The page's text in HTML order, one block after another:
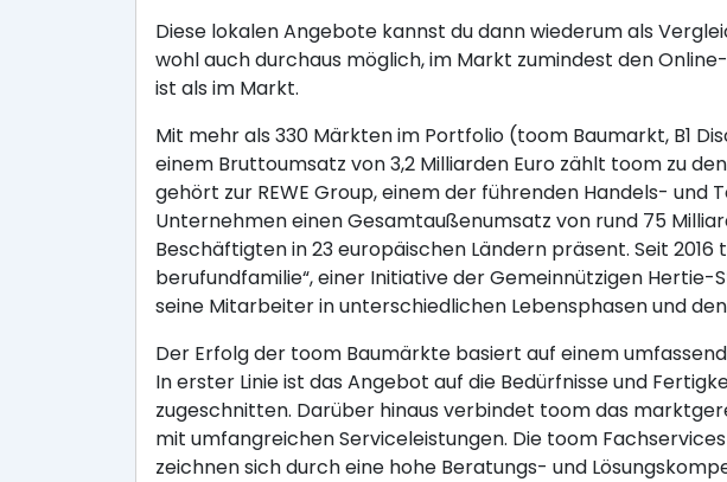
Diese lokalen Angebote kannst du dann wiederum als
wohl auch durchaus möglich, im Markt zumindest den
ist als im Markt.
Mit mehr als 330 Märkten im Portfolio (toom Baumarkt, B1
einem Bruttoumsatz von 3,2 Milliarden Euro zählt toom zu
gehört zur REWE Group, einem der führenden Handels- und
Unternehmen einen Gesamtaußenumsatz von rund 75
Beschäftigten in 23 europäischen Ländern präsent. Seit
berufundfamilie“, einer Initiative der Gemeinnützigen
seine Mitarbeiter in unterschiedlichen Lebensphasen und
Der Erfolg der toom Baumärkte basiert auf einem
In erster Linie ist das Angebot auf die Bedürfnisse und
zugeschnitten. Darüber hinaus verbindet toom das
mit umfangreichen Serviceleistungen. Die toom
zeichnen sich durch eine hohe Beratungs- und